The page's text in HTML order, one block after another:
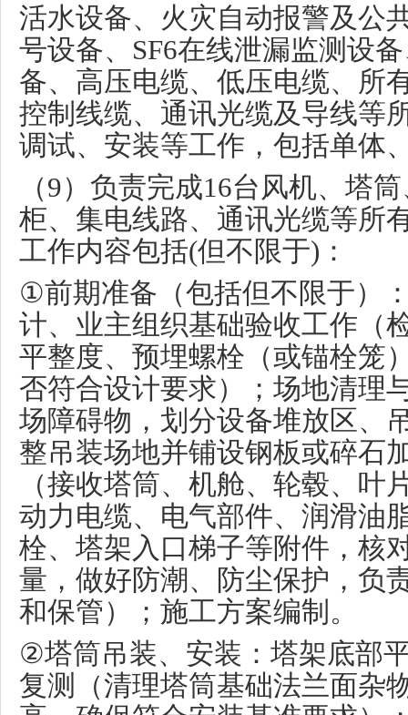
活水设备、火灾自动报警及公
号设备、 SF6在线泄漏监测设
备、高压电缆、低压电缆、所
控制线缆、通讯光缆及导线等
调试、安装等工作，包括单体
（9）负责完成16台风机、塔
柜、集电线路、通讯光缆等所
工作内容包括(但不限于) ：
①前期准备（包括但不限于）
计、业主组织基础验收工作（
平整度、预埋螺栓（或锚栓笼
否符合设计要求）；场地清理
场障碍物，划分设备堆放区、
整吊装场地并铺设钢板或碎石
（接收塔筒、机舱、轮毂、叶
动力电缆、电气部件、润滑油
栓、塔架入口梯子等附件，核
量，做好防潮、防尘保护，负
和保管）；施工方案编制。
②塔筒吊装、安装：塔架底部
复测（清理塔筒基础法兰面杂